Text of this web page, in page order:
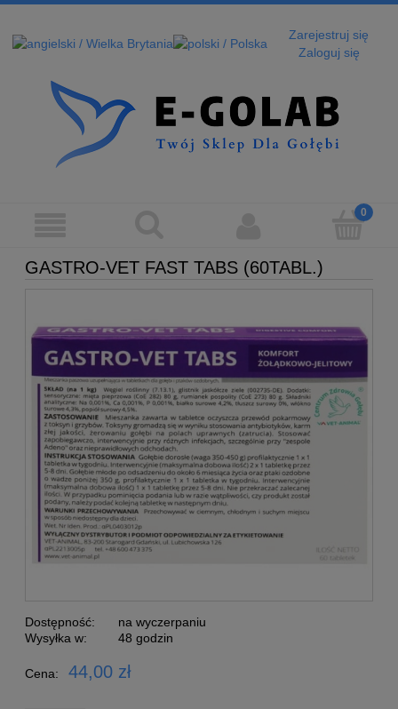
Zarejestruj się
Zaloguj się
GASTRO-VET FAST TABS (60TABL.)
Dostępność:
na wyczerpaniu
Wysyłka w:
48 godzin
Cena: 44,00 zł